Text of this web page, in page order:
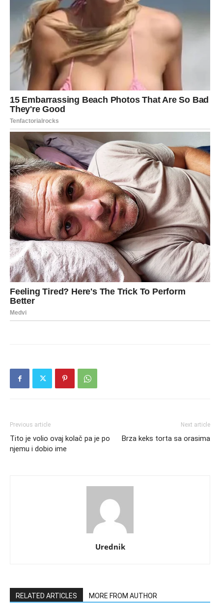
Previous article
Tito je volio ovaj kolač pa je po
njemu i dobio ime
Next article
Brza keks torta sa orasima
Urednik
RELATED ARTICLES MORE FROM AUTHOR